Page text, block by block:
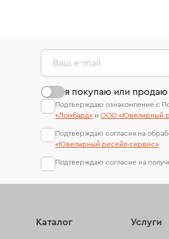
Ваш e-mail
я покупаю или
Подтверждаю ознакомление с
«Ломбард» и ООО «Ювелирный
Подтверждаю согласия на
«Ювелирный ресейл-сервиc».
Подтверждаю согласие на
Каталог Услуги